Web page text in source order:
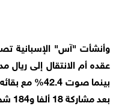
وأنشأت "آس" الإسبانية
بينما صوت
بعد مشاركة 18 ألفا و184 شخصا.